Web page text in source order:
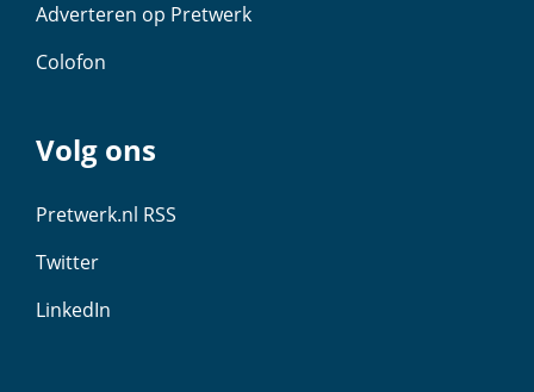
Adverteren op Pretwerk
Colofon
Volg ons
Pretwerk.nl RSS
Twitter
LinkedIn